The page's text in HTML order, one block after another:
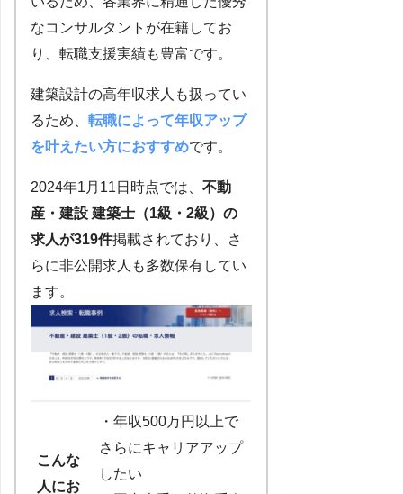
なコンサルタントが在籍してお
り、転職支援実績も豊富です。
建築設計の高年収求人も扱ってい
るため、 転職によって年収アップ
を叶えたい方におすすめです。
2024年1月11日時点では、 不動
産・建設 建築士（1級・2級）の
求人が319件掲載されており、さ
らに非公開求人も多数保有してい
ます。
こんな
人にお
・年収500万円以上で
さらにキャリアアップ
したい